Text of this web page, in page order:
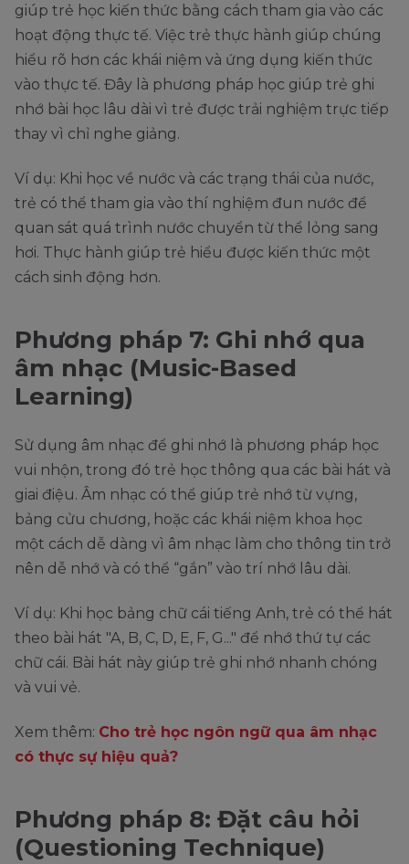
giúp trẻ học kiến thức bằng cách tham gia vào các
hoạt động thực tế. Việc trẻ thực hành giúp chúng
hiểu rõ hơn các khái niệm và ứng dụng kiến thức
vào thực tế. Đây là phương pháp học giúp trẻ ghi
nhớ bài học lâu dài vì trẻ được trải nghiệm trực tiếp
thay vì chỉ nghe giảng.
Ví dụ: Khi học về nước và các trạng thái của nước,
trẻ có thể tham gia vào thí nghiệm đun nước để
quan sát quá trình nước chuyển từ thể lỏng sang
hơi. Thực hành giúp trẻ hiểu được kiến thức một
cách sinh động hơn.
Phương pháp 7: Ghi nhớ qua
âm nhạc (Music-Based
Learning)
Sử dụng âm nhạc để ghi nhớ là phương pháp học
vui nhộn, trong đó trẻ học thông qua các bài hát và
giai điệu. Âm nhạc có thể giúp trẻ nhớ từ vựng,
bảng cửu chương, hoặc các khái niệm khoa học
một cách dễ dàng vì âm nhạc làm cho thông tin trở
nên dễ nhớ và có thể “gắn” vào trí nhớ lâu dài.
Ví dụ: Khi học bảng chữ cái tiếng Anh, trẻ có thể hát
theo bài hát "A, B, C, D, E, F, G..." để nhớ thứ tự các
chữ cái. Bài hát này giúp trẻ ghi nhớ nhanh chóng
và vui vẻ.
Xem thêm: Cho trẻ học ngôn ngữ qua âm nhạc
có thực sự hiệu quả?
Phương pháp 8: Đặt câu hỏi
(Questioning Technique)